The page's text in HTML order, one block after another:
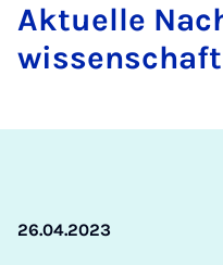
Ak­tu­el­le
wis­sen­schaft
26.04.2023